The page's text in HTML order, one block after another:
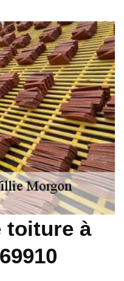
toiture à